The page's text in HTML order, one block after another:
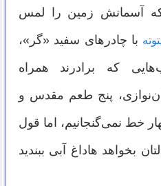
آسمانش زمین را لمس
با چادرهای سفید «گر»،
که برادرند همراه
پنج طعم مقدس و
خط نمی‌گنجانیم، اما قول
بخواهد هاداغ آبی ببندید